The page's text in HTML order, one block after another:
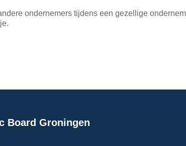
ondernemers tijdens een gezellige
Board Groningen